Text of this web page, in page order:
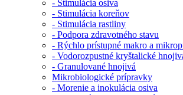
- Stimulácia osiva
- Stimulácia koreňov
- Stimulácia rastliny
- Podpora zdravotného stavu
- Rýchlo prístupné makro a
- Vodorozpustné kryštalické
- Granulované hnojivá
Mikrobiologické prípravky
- Morenie a inokulácia osiva